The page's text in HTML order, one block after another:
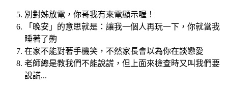
別對姊放電，你哥我有來電顯示喔！
「晚安」的意思就是：讓我一個人再玩一下，你就當我
睡著了齁
在家不能對著手機笑，不然家長會以為你在談戀愛
老師總是教我們不能說謊，但上面來檢查時又叫我們要
說謊...